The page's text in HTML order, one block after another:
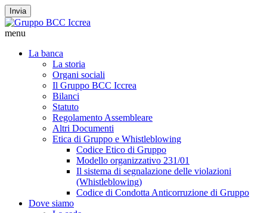
Invia
menu
La banca
La storia
Organi sociali
Il Gruppo BCC Iccrea
Bilanci
Statuto
Regolamento Assembleare
Altri Documenti
Etica di Gruppo e Whistleblowing
Codice Etico di Gruppo
Modello organizzativo 231/01
Il sistema di segnalazione delle violazioni
(Whistleblowing)
Codice di Condotta Anticorruzione di Gruppo
Dove siamo